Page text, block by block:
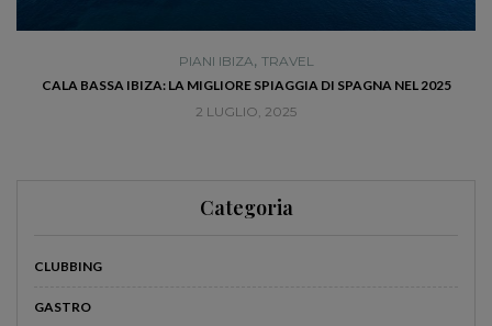
PIANI IBIZA, TRAVEL
CALA BASSA IBIZA: LA MIGLIORE SPIAGGIA DI SPAGNA NEL 2025
2 LUGLIO, 2025
Categoria
CLUBBING
GASTRO